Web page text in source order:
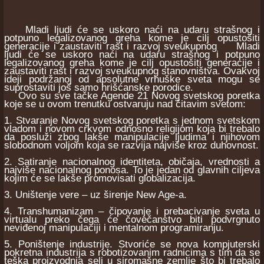
Mladi ljudi će se uskoro naći na udaru strašnog i
potpuno legalizovanog greha kome je cilj opustošiti
generacije i zaustaviti rast i razvoj sveukupnog Mladi
ljudi će se uskoro naći na udaru strašnog i potpuno
legalizovanog greha kome je cilj opustošiti generacije i
zaustaviti rast i razvoj sveukupnog stanovništva. Ovakvoj
ideji podržanoj od apsolutne vrhuške sveta mogu se
suprostaviti još samo hrišćanske porodice.
Ovo su sve tačke Agende 21 Novog svetskog poretka
koje se u ovom trenutku ostvaruju nad čitavim svetom:
1. Stvaranje Novog svetskog poretka s jednom svetskom
vladom i novom crkvom odnosno religijom koja bi trebalo
da posluži zbog lakše manipulacije ljudima i njihovom
slobodnom voljom koja se razvija najviše kroz duhovnost.
2. Satiranje nacionalnog identiteta, običaja, vrednosti a
najviše nacionalnog ponosa. To je jedan od glavnih ciljeva
kojim će se lakše promovisati globalizacija.
3. Uništenje vere – uz širenje New Age-a.
4. Transhumanizam – čipovanje i prebacivanje sveta u
virtualu preko čega će čovečanstvo biti podvrgnuto
neviđenoj manipulaciji i mentalnom programiranju.
5. Poništenje industrije. Stvoriće se nova kompjuterski
pokretna industrija s robotizovanim radnicima s tim da se
teška proizvodnja seli u siromašne zemlje što bi trebalo